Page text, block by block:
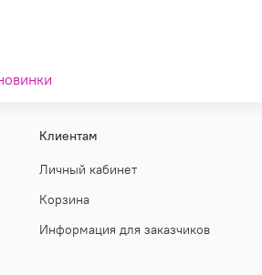
Клиентам
Личный кабинет
Корзина
Информация для заказчиков